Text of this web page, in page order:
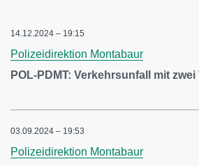
14.12.2024 – 19:15
Polizeidirektion Montabaur
POL-PDMT: Verkehrsunfall mit
03.09.2024 – 19:53
Polizeidirektion Montabaur